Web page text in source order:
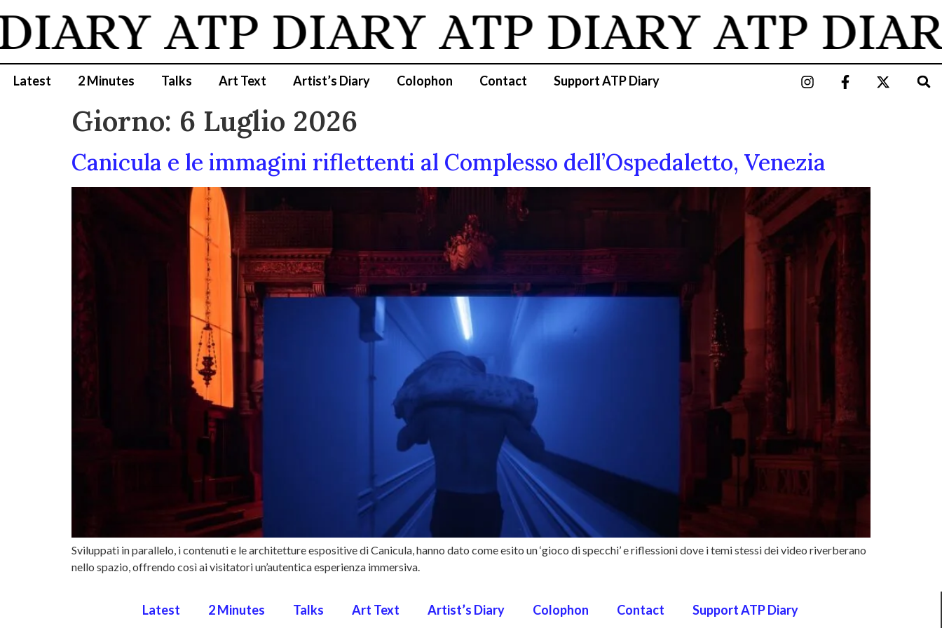
ATP DIARY ATP DIARY ATP
Latest 2 Minutes Talks Art Text Artist’s Diary Colophon Contact Support ATP Diary
Giorno: 6 Luglio 2026
Canicula e le immagini riflettenti al Complesso dell’Ospedaletto, Venezia
Sviluppati in parallelo, i contenuti e le architetture espositive di Canicula, hanno dato come esito un ‘gioco di specchi’ e riflessioni dove i temi stessi dei video riverberano
nello spazio, offrendo così ai visitatori un’autentica esperienza immersiva.
Latest 2 Minutes Talks Art Text Artist’s Diary Colophon Contact Support ATP Diary